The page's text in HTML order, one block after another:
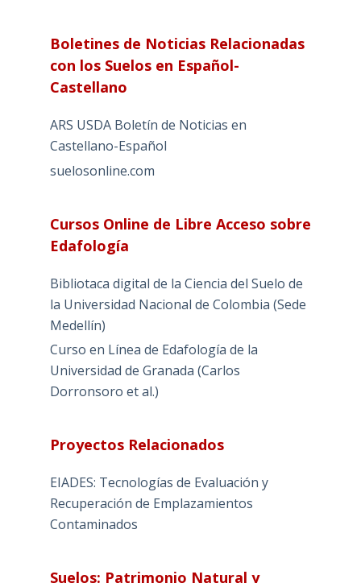
Boletines de Noticias Relacionadas
con los Suelos en Español-
Castellano
ARS USDA Boletín de Noticias en
Castellano-Español
suelosonline.com
Cursos Online de Libre Acceso sobre
Edafología
Bibliotaca digital de la Ciencia del Suelo de
la Universidad Nacional de Colombia (Sede
Medellín)
Curso en Línea de Edafología de la
Universidad de Granada (Carlos
Dorronsoro et al.)
Proyectos Relacionados
EIADES: Tecnologías de Evaluación y
Recuperación de Emplazamientos
Contaminados
Suelos: Patrimonio Natural y